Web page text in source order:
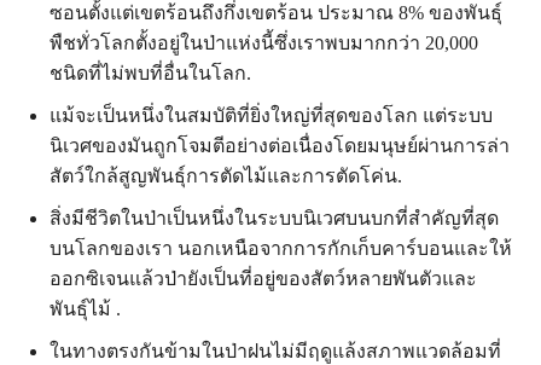
ซอนตั้งแต่เขตร้อนถึงกึ่งเขตร้อน ประมาณ 8% ของพันธุ์
พืชทั่วโลกตั้งอยู่ในป่าแห่งนี้ซึ่งเราพบมากกว่า 20,000
ชนิดที่ไม่พบที่อื่นในโลก.
แม้จะเป็นหนึ่งในสมบัติที่ยิ่งใหญ่ที่สุดของโลก แต่ระบบ
นิเวศของมันถูกโจมตีอย่างต่อเนื่องโดยมนุษย์ผ่านการล่า
สัตว์ใกล้สูญพันธุ์การตัดไม้และการตัดโค่น.
สิ่งมีชีวิตในป่าเป็นหนึ่งในระบบนิเวศบนบกที่สำคัญที่สุด
บนโลกของเรา นอกเหนือจากการกักเก็บคาร์บอนและให้
ออกซิเจนแล้วป่ายังเป็นที่อยู่ของสัตว์หลายพันตัวและ
พันธุ์ไม้ .
ในทางตรงกันข้ามในป่าฝนไม่มีฤดูแล้งสภาพแวดล้อมที่